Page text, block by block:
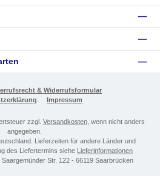
& Widerrufsformular
Impressum
zzgl. Versandkosten, wenn nicht anders
angegeben.
Lieferzeiten für andere Länder und
des Liefertermins siehe Lieferinformationen
Str. 122 - 66119 Saarbrücken